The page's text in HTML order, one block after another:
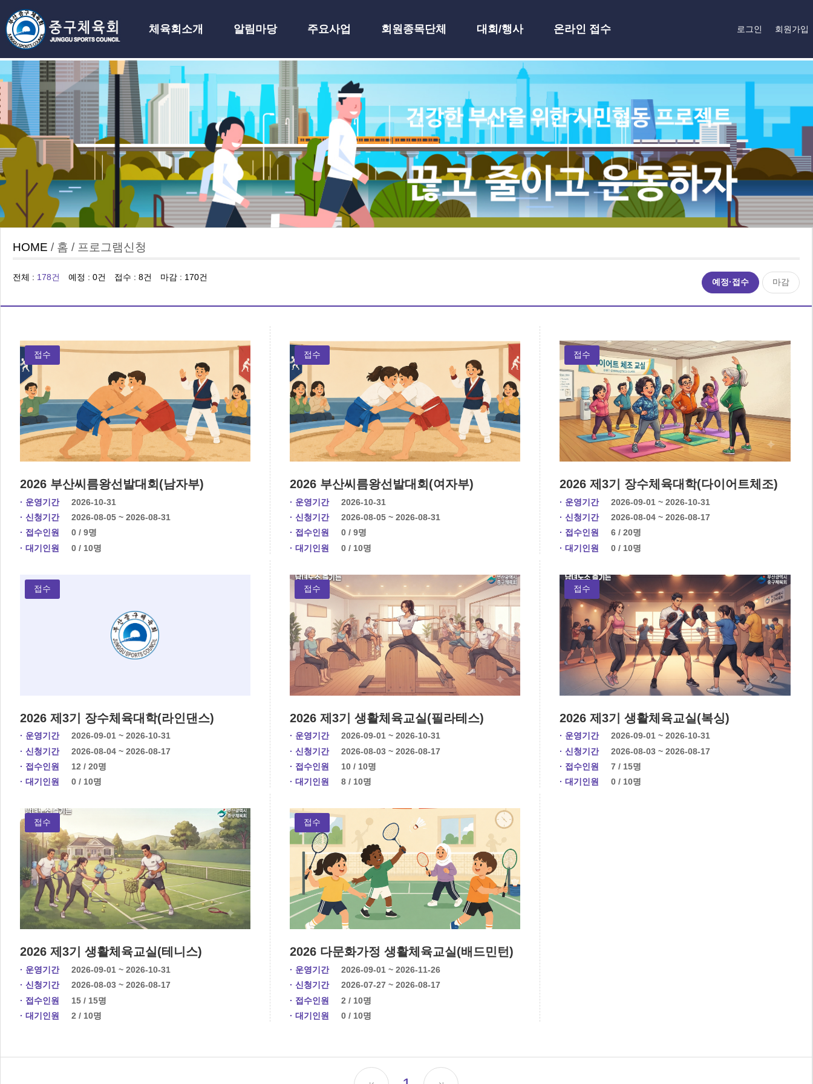
체육회소개 알림마당 주요사업 회원종목단체 대회/행사
온라인 접수
하위분류
로그인 회원가입
HOME / 홈 / 프로그램신청
전체 : 178건 예정 : 0건 접수 : 8건 마감 : 170건 예정·접수 마감
접수
2026 부산씨름왕선발대회(남자부)
· 운영기간
2026-10-31
· 신청기간
2026-08-05 ~ 2026-08-31
· 접수인원
0 / 9명
· 대기인원
0 / 10명
접수
2026 부산씨름왕선발대회(여자부)
· 운영기간
2026-10-31
· 신청기간
2026-08-05 ~ 2026-08-31
· 접수인원
0 / 9명
· 대기인원
0 / 10명
접수
2026 제3기 장수체육대학(다이어트체조)
· 운영기간
2026-09-01 ~ 2026-10-31
· 신청기간
2026-08-04 ~ 2026-08-17
· 접수인원
6 / 20명
· 대기인원
0 / 10명
접수
2026 제3기 장수체육대학(라인댄스)
· 운영기간
2026-09-01 ~ 2026-10-31
· 신청기간
2026-08-04 ~ 2026-08-17
· 접수인원
12 / 20명
· 대기인원
0 / 10명
접수
2026 제3기 생활체육교실(필라테스)
· 운영기간
2026-09-01 ~ 2026-10-31
· 신청기간
2026-08-03 ~ 2026-08-17
· 접수인원
10 / 10명
· 대기인원
8 / 10명
접수
2026 제3기 생활체육교실(복싱)
· 운영기간
2026-09-01 ~ 2026-10-31
· 신청기간
2026-08-03 ~ 2026-08-17
· 접수인원
7 / 15명
· 대기인원
0 / 10명
접수
2026 제3기 생활체육교실(테니스)
· 운영기간
2026-09-01 ~ 2026-10-31
· 신청기간
2026-08-03 ~ 2026-08-17
· 접수인원
15 / 15명
· 대기인원
2 / 10명
접수
2026 다문화가정 생활체육교실(배드민턴)
· 운영기간
2026-09-01 ~ 2026-11-26
· 신청기간
2026-07-27 ~ 2026-08-17
· 접수인원
2 / 10명
· 대기인원
0 / 10명